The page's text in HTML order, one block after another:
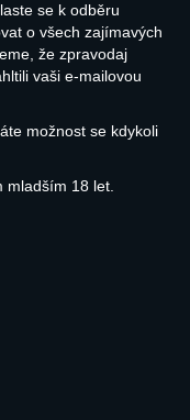
se k odběru
o všech zajímavých
že zpravodaj
vaši e-mailovou
možnost se kdykoli
mladším 18 let.